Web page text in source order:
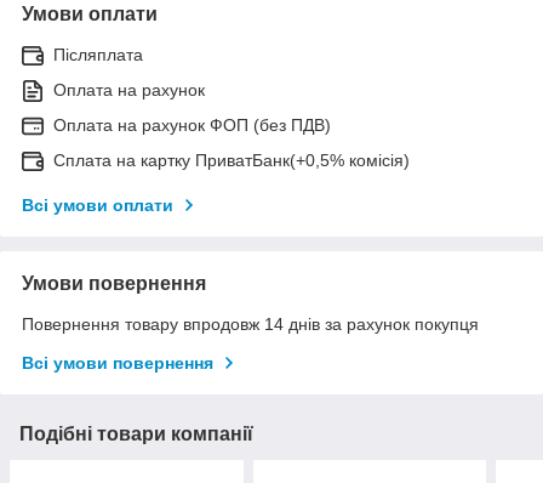
Умови оплати
Післяплата
Оплата на рахунок
Оплата на рахунок ФОП (без ПДВ)
Сплата на картку ПриватБанк(+0,5% комісія)
Всі умови оплати
Умови повернення
Повернення товару впродовж 14 днів за рахунок покупця
Всі умови повернення
Подібні товари компанії